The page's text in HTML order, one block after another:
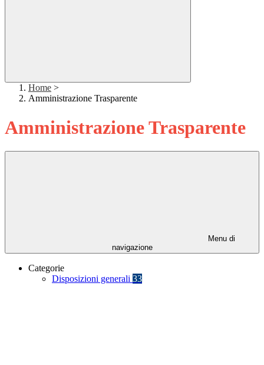
Home >
Amministrazione Trasparente
Amministrazione Trasparente
Menu di
navigazione
Categorie
Disposizioni generali 33